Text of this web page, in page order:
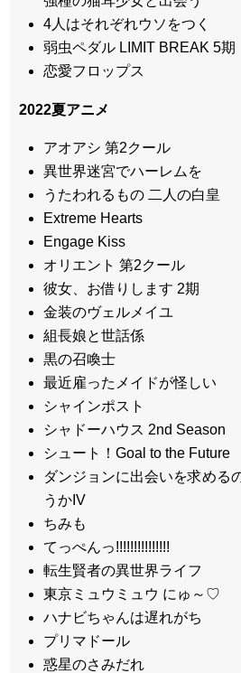
4人はそれぞれウソをつく
弱虫ペダル LIMIT BREAK 5期
恋愛フロップス
2022夏アニメ
アオアシ 第2クール
異世界迷宮でハーレムを
うたわれるもの 二人の白皇
Extreme Hearts
Engage Kiss
オリエント 第2クール
彼女、お借りします 2期
金装のヴェルメイユ
組長娘と世話係
黒の召喚士
最近雇ったメイドが怪しい
シャインポスト
シャドーハウス 2nd Season
シュート！Goal to the Future
ダンジョンに出会いを求める
うかIV
ちみも
てっぺんっ!!!!!!!!!!!!!!!
転生賢者の異世界ライフ
東京ミュウミュウ にゅ～♡
ハナビちゃんは遅れがち
プリマドール
惑星のさみだれ